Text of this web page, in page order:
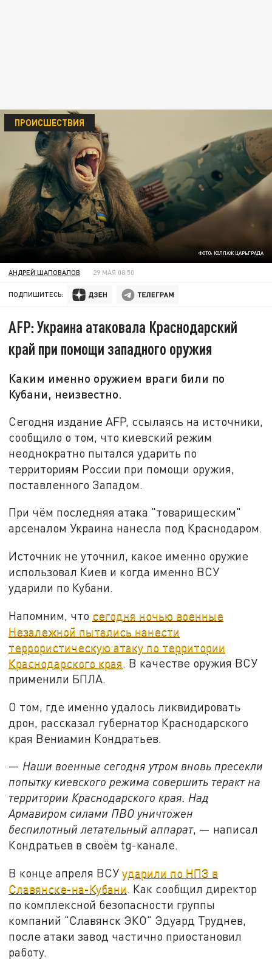
ФОТО: КОЛЛАЖ ЦАРЬГРАДА
ПРОИСШЕСТВИЯ
АНДРЕЙ ШАПОВАЛОВ 29 МАЯ 08:50
ПОДПИШИТЕСЬ:
AFP: Украина атаковала Краснодарский
край при помощи западного оружия
Каким именно оружием враги били по
Кубани, неизвестно.
Сегодня издание AFP, ссылаясь на источники,
сообщило о том, что киевский режим
неоднократно пытался ударить по
территориям России при помощи оружия,
поставленного Западом.
При чём последняя атака "товарищеским"
арсеналом Украина нанесла под Краснодаром.
Источник не уточнил, какое именно оружие
использовал Киев и когда именно ВСУ
ударили по Кубани.
Напомним, что сегодня ночью военные
Незалежной пытались нанести
террористическую атаку по территории
Краснодарского края. В качестве оружия ВСУ
применили БПЛА.
О том, где именно удалось ликвидировать
дрон, рассказал губернатор Краснодарского
края Вениамин Кондратьев.
— Наши военные сегодня утром вновь пресекли
попытку киевского режима совершить теракт на
территории Краснодарского края. Над
Армавиром силами ПВО уничтожен
беспилотный летательный аппарат, — написал
Кондратьев в своём tg-канале.
В конце апреля ВСУударили по НПЗ в
Славянске-на-Кубани. Как сообщил директор
по комплексной безопасности группы
компаний "Славянск ЭКО" Эдуард Труднев,
после атаки завод частично приостановил
работу.